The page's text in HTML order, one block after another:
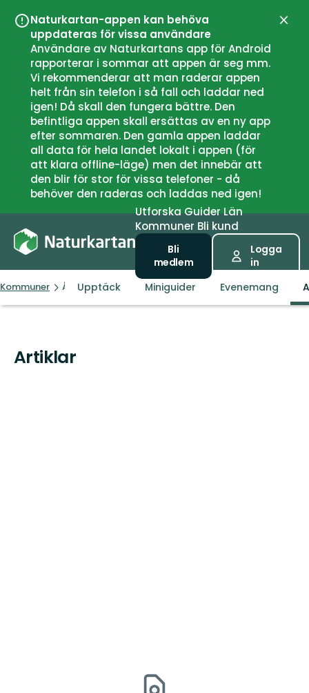
Naturkartan-appen kan behöva
uppdateras för vissa användare
Användare av Naturkartans app för Android
rapporterar i sommar att appen är seg mm.
Vi rekommenderar att man raderar appen
helt från sin telefon i så fall och laddar ned
igen! Då skall den fungera bättre. Den
befintliga appen skall ersättas av en ny app
efter sommaren. Den gamla appen laddar
all data för hela landet lokalt i appen (för
att klara offline-läge) men det innebär att
den blir för stor för vissa telefoner - då
behöver den raderas och laddas ned igen!
UtforskaGuiderLän
Kommuner Bli kund
Bli
medlem
Logga
in
Kommuner ÅstorpUpptäck Miniguider Evenemang
Artiklar